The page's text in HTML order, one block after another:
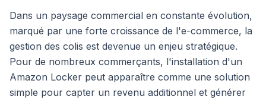
Dans un paysage commercial en constante évolution,
marqué par une forte croissance de l'e-commerce, la
gestion des colis est devenue un enjeu stratégique.
Pour de nombreux commerçants, l'installation d'un
Amazon Locker peut apparaître comme une solution
simple pour capter un revenu additionnel et générer